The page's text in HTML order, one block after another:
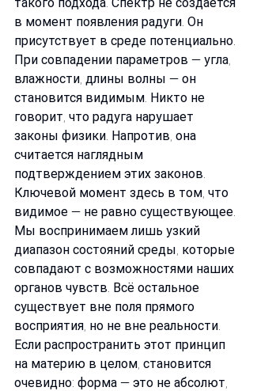
в момент появления радуги. Он
присутствует в среде потенциально.
При совпадении параметров — угла,
влажности, длины волны — он
становится видимым. Никто не
говорит, что радуга нарушает
законы физики. Напротив, она
считается наглядным
подтверждением этих законов.
Ключевой момент здесь в том, что
видимое — не равно существующее.
Мы воспринимаем лишь узкий
диапазон состояний среды, которые
совпадают с возможностями наших
органов чувств. Всё остальное
существует вне поля прямого
восприятия, но не вне реальности.
Если распространить этот принцип
на материю в целом, становится
очевидно: форма — это не абсолют,